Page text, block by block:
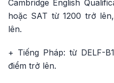
Cambridge English
hoặc SAT từ 1200 trở
lên.
+ Tiếng Pháp: từ DELF-
điểm trở lên.